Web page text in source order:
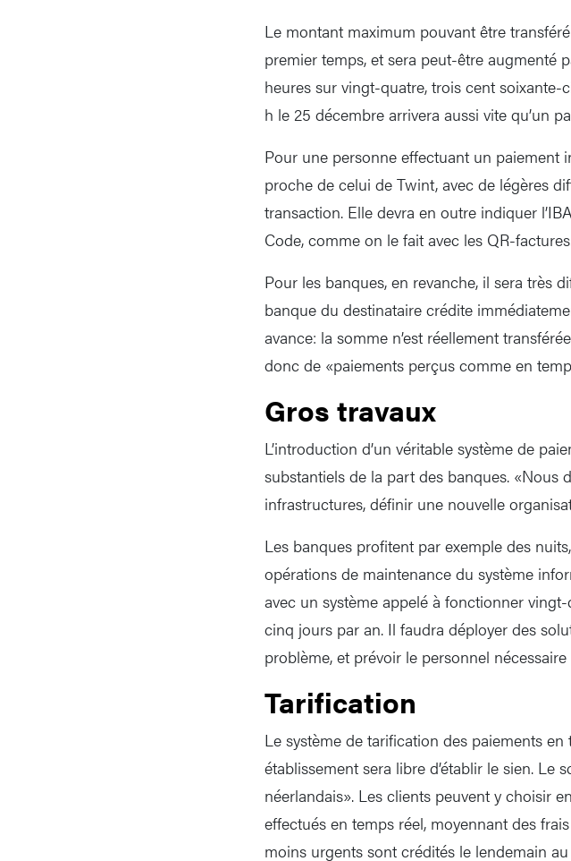
Le montant maximum pouvant être
premier temps, et sera peut-être augmenté
heures sur vingt-quatre, trois cent
h le 25 décembre arrivera aussi vite qu’un
Pour une personne effectuant un paiement
proche de celui de Twint, avec de légères
transaction. Elle devra en outre indiquer
Code, comme on le fait avec les QR-
Pour les banques, en revanche, il sera très
banque du destinataire crédite
avance: la somme n’est réellement
donc de «paiements perçus comme en
Gros travaux
L’introduction d’un véritable système de
substantiels de la part des banques. «Nous
infrastructures, définir une nouvelle
Les banques profitent par exemple des
opérations de maintenance du système
avec un système appelé à fonctionner
cinq jours par an. Il faudra déployer des
problème, et prévoir le personnel
Tarification
Le système de tarification des paiements
établissement sera libre d’établir le sien.
néerlandais». Les clients peuvent y choisir
effectués en temps réel, moyennant des
moins urgents sont crédités le lendemain